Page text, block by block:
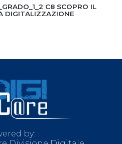
C8 SCOPRO IL
DIGITALIZZAZIONE
by: